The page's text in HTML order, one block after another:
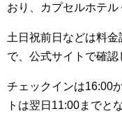
おり、カプセルホテル
土日祝前日などは料
で、公式サイトで確認
チェックインは16:00
トは翌日11:00までと